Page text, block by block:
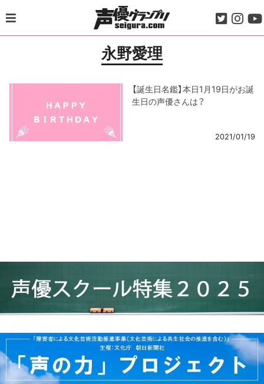
to
content
永野愛理
【誕生日名鑑】本日1月19日がお誕
生日の声優さんは？
2021/01/19